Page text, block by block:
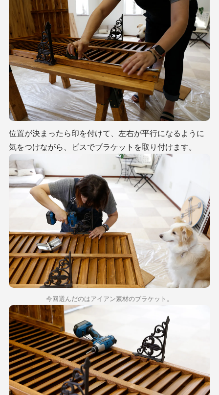
位置が決まったら印を付けて、左右が平行になるように
気をつけながら、ビスでブラケットを取り付けます。
今回選んだのはアイアン素材のブラケット。